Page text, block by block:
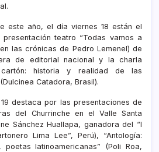
este año, el día viernes 18 están el
teatro “Todas vamos a
las crónicas de Pedro Lemenel) de
de editorial nacional y la charla
historia y realidad de las
Catadora, Brasil).
destaca por las presentaciones de
del Churrinche en el Valle Santa
Sánchez Huallapa, ganadora del “I
Lima Lee”, Perú), “Antología:
latinoamericanas” (Poli Roa,